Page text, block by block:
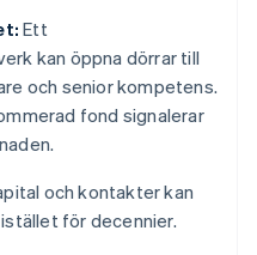
Ett
kan öppna dörrar till
och senior kompetens.
fond signalerar
och kontakter kan
för decennier.